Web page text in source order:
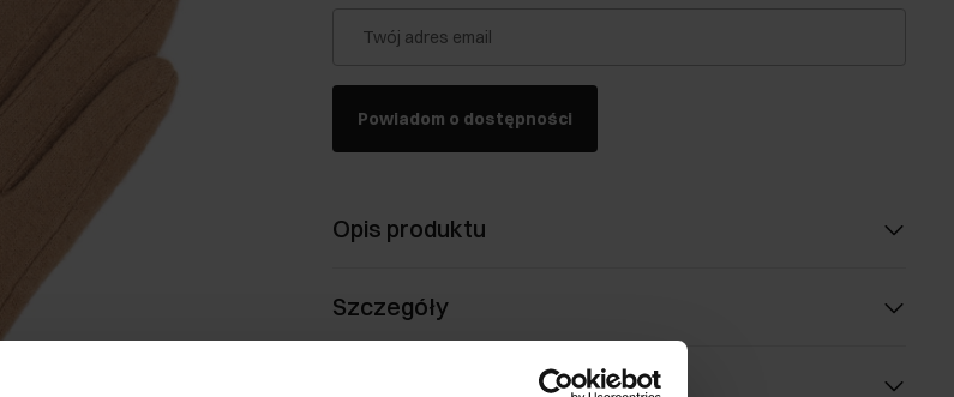
Twój adres email
Powiadom o dostępności
Opis produktu
Szczegóły